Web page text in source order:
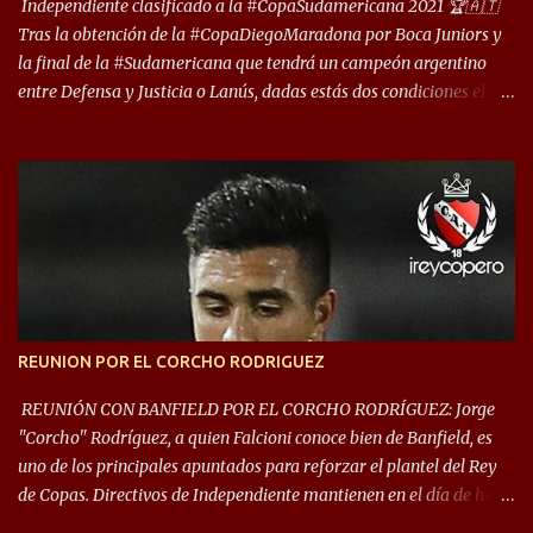
Independiente clasificado a la #CopaSudamericana 2021 🏆🇦🇹
Tras la obtención de la #CopaDiegoMaradona por Boca Juniors y
la final de la #Sudamericana que tendrá un campeón argentino
entre Defensa y Justicia o Lanús, dadas estás dos condiciones el
que iniciará en fase de grupos con 6 partidos, de los cuales sólo los
primeros de cada grupo jugarán los 8vos. con los 3ros. mejores de
las fases de grupos de la #CopaLibertadores 2021. ¡Este año hay
noche de Copas Rey! ⚽🇦🇹👑🏆.
REUNION POR EL CORCHO RODRIGUEZ
REUNIÓN CON BANFIELD POR EL CORCHO RODRÍGUEZ: Jorge
"Corcho" Rodríguez, a quien Falcioni conoce bien de Banfield, es
uno de los principales apuntados para reforzar el plantel del Rey
de Copas. Directivos de Independiente mantienen en el día de hoy